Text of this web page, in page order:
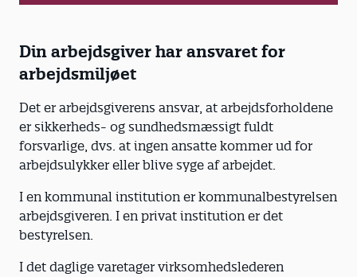
Din arbejdsgiver har ansvaret for
arbejdsmiljøet
Det er arbejdsgiverens ansvar, at arbejdsforholdene
er sikkerheds- og sundhedsmæssigt fuldt
forsvarlige, dvs. at ingen ansatte kommer ud for
arbejdsulykker eller blive syge af arbejdet.
I en kommunal institution er kommunalbestyrelsen
arbejdsgiveren. I en privat institution er det
bestyrelsen.
I det daglige varetager virksomhedslederen